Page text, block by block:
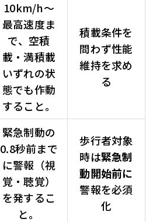
10km/h〜
最高速度ま
で、空積
載・満積載
いずれの状
態でも作動
すること。
積載条件を
問わず性能
維持を求め
る
緊急制動の
0.8秒前まで
に警報（視
覚・聴覚）
を発するこ
と。
歩行者対象
時は緊急制
動開始前に
警報を必須
化